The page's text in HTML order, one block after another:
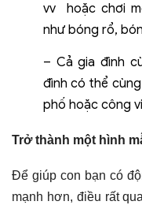
vv hoặc chơi
như bóng rổ,
– Cả gia đình
đình có thể
phố hoặc công
Trở thành một hình
Để giúp con bạn có
mạnh hơn, điều rất